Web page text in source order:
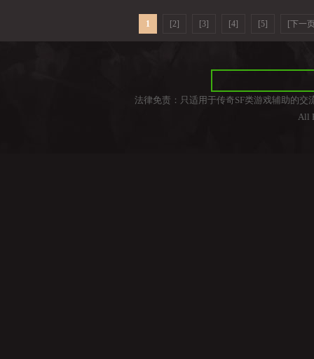
1 [2] [3] [4] [5] [下一
法律免责：只适用于传奇SF类游戏辅助的
All